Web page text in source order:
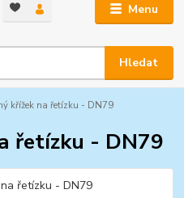
Menu
Hledat
křížek na řetízku - DN79
řetízku - DN79